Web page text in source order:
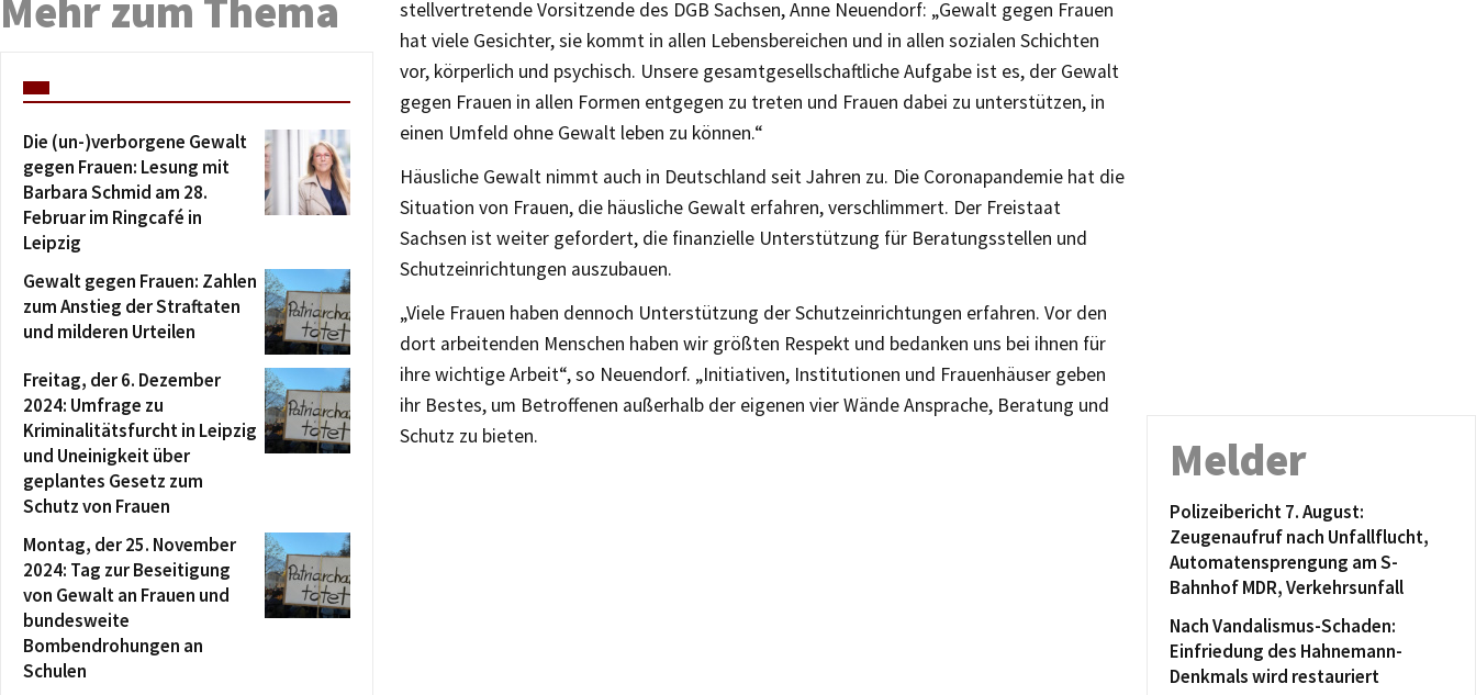
stellvertretende Vorsitzende des DGB Sachsen, Anne Neuendorf: „Gewalt gegen Frauen
hat viele Gesichter, sie kommt in allen Lebensbereichen und in allen sozialen Schichten
vor, körperlich und psychisch. Unsere gesamtgesellschaftliche Aufgabe ist es, der Gewalt
gegen Frauen in allen Formen entgegen zu treten und Frauen dabei zu unterstützen, in
einen Umfeld ohne Gewalt leben zu können.“
Häusliche Gewalt nimmt auch in Deutschland seit Jahren zu. Die Coronapandemie hat die
Situation von Frauen, die häusliche Gewalt erfahren, verschlimmert. Der Freistaat
Sachsen ist weiter gefordert, die finanzielle Unterstützung für Beratungsstellen und
Schutzeinrichtungen auszubauen.
„Viele Frauen haben dennoch Unterstützung der Schutzeinrichtungen erfahren. Vor den
dort arbeitenden Menschen haben wir größten Respekt und bedanken uns bei ihnen für
ihre wichtige Arbeit“, so Neuendorf. „Initiativen, Institutionen und Frauenhäuser geben
ihr Bestes, um Betroffenen außerhalb der eigenen vier Wände Ansprache, Beratung und
Schutz zu bieten.
Mehr zum Thema
Die (un-)verborgene Gewalt
gegen Frauen: Lesung mit
Barbara Schmid am 28.
Februar im Ringcafé in
Leipzig
Gewalt gegen Frauen: Zahlen
zum Anstieg der Straftaten
und milderen Urteilen
Freitag, der 6. Dezember
2024: Umfrage zu
Kriminalitätsfurcht in Leipzig
und Uneinigkeit über
geplantes Gesetz zum
Schutz von Frauen
Montag, der 25. November
2024: Tag zur Beseitigung
von Gewalt an Frauen und
bundesweite
Bombendrohungen an
Schulen
Melder
Polizeibericht 7. August:
Zeugenaufruf nach Unfallflucht,
Automatensprengung am S-
Bahnhof MDR, Verkehrsunfall
Nach Vandalismus-Schaden:
Einfriedung des Hahnemann-
Denkmals wird restauriert